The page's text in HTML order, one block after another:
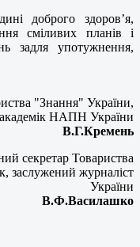
доброго здоров’я,
сміливих планів і
задля употужнення,
"Знання" України,
НАПН України
В.Г.Кремень
секретар Товариства
заслужений журналіст
України
В.Ф.Василашко